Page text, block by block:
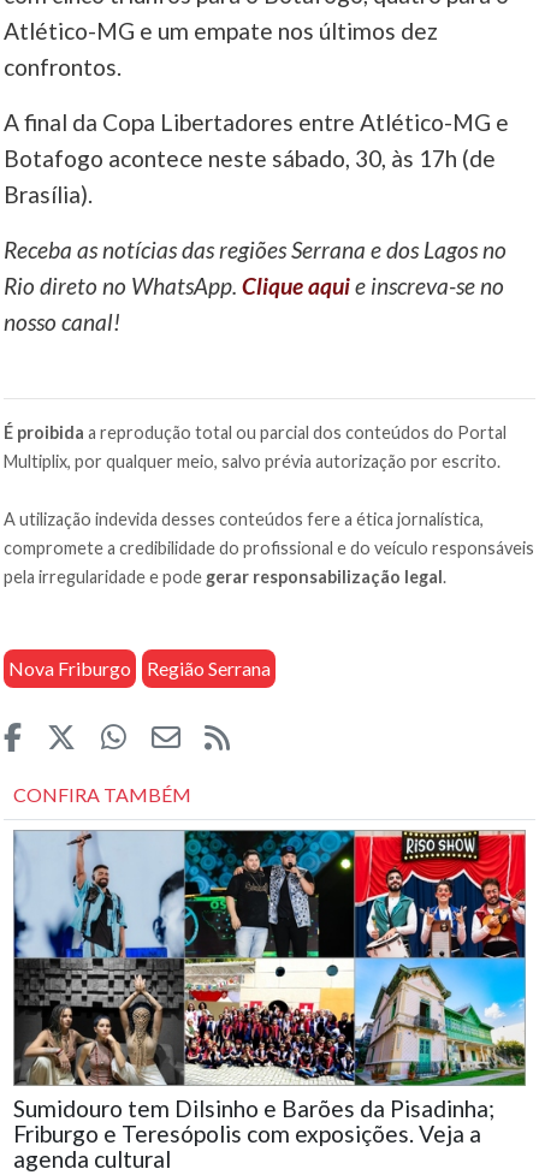
Atlético-MG e um empate nos últimos dez
confrontos.
A final da Copa Libertadores entre Atlético-MG e
Botafogo acontece neste sábado, 30, às 17h (de
Brasília).
Receba as notícias das regiões Serrana e dos Lagos no
Rio direto no WhatsApp.Clique aquie inscreva-se no
nosso canal!
É proibida a reprodução total ou parcial dos conteúdos do Portal
Multiplix, por qualquer meio, salvo prévia autorização por escrito.
A utilização indevida desses conteúdos fere a ética jornalística,
compromete a credibilidade do profissional e do veículo responsáveis
pela irregularidade e pode gerar responsabilização legal.
Nova Friburgo Região Serrana
CONFIRA TAMBÉM
Sumidouro tem Dilsinho e Barões da Pisadinha;
Friburgo e Teresópolis com exposições. Veja a
agenda cultural